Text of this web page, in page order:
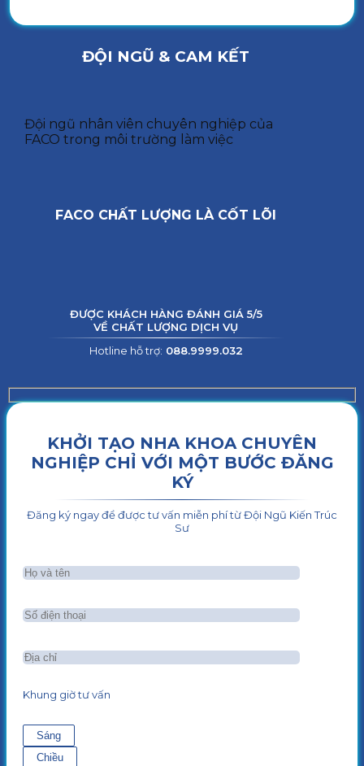
ĐỘI NGŨ & CAM KẾT
Đội ngũ nhân viên chuyên nghiệp của
FACO trong môi trường làm việc
FACO CHẤT LƯỢNG LÀ CỐT LÕI
ĐƯỢC KHÁCH HÀNG ĐÁNH GIÁ 5/5
VỀ CHẤT LƯỢNG DỊCH VỤ
Hotline hỗ trợ: 088.9999.032
KHỞI TẠO NHA KHOA CHUYÊN
NGHIỆP CHỈ VỚI MỘT BƯỚC ĐĂNG
KÝ
Đăng ký ngay để được tư vấn miễn phí từ Đội Ngũ Kiến Trúc
Sư
Khung giờ tư vấn
Sáng
Chiều